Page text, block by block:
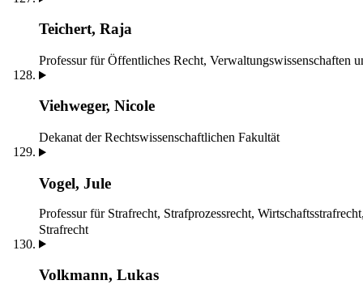
Teichert, Raja
Professur für Öffentliches Recht, Verwaltungswissenschaften
Viehweger, Nicole
Dekanat der Rechtswissenschaftlichen Fakultät
Vogel, Jule
Professur für Strafrecht, Strafprozessrecht,
Strafrecht
Volkmann, Lukas